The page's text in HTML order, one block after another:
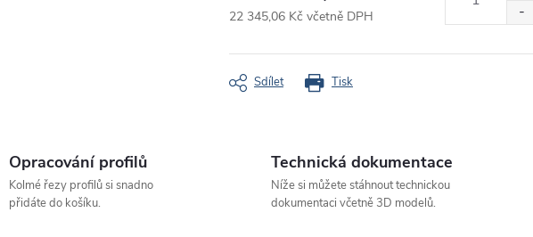
22 345,06 Kč včetně DPH
cena:
Tisk
Sdílet
Opracování profilů
Kolmé řezy profilů si snadno
přidáte do košíku.
Technická dokumentace
Níže si můžete stáhnout technickou
dokumentaci včetně 3D modelů.